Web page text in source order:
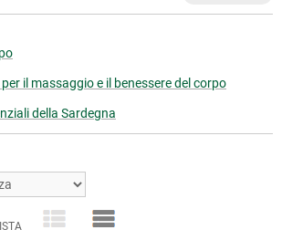
una
informazioni, inoltre, puoi consultare
sul nostro blog.
il massaggio e il benessere del corpo
della Sardegna